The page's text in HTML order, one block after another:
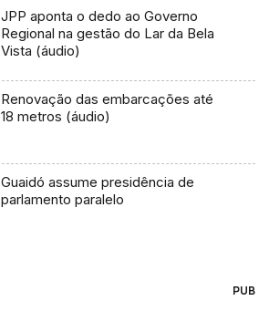
JPP aponta o dedo ao Governo
Regional na gestão do Lar da Bela
Vista (áudio)
Renovação das embarcações até
18 metros (áudio)
Guaidó assume presidência de
parlamento paralelo
PUB